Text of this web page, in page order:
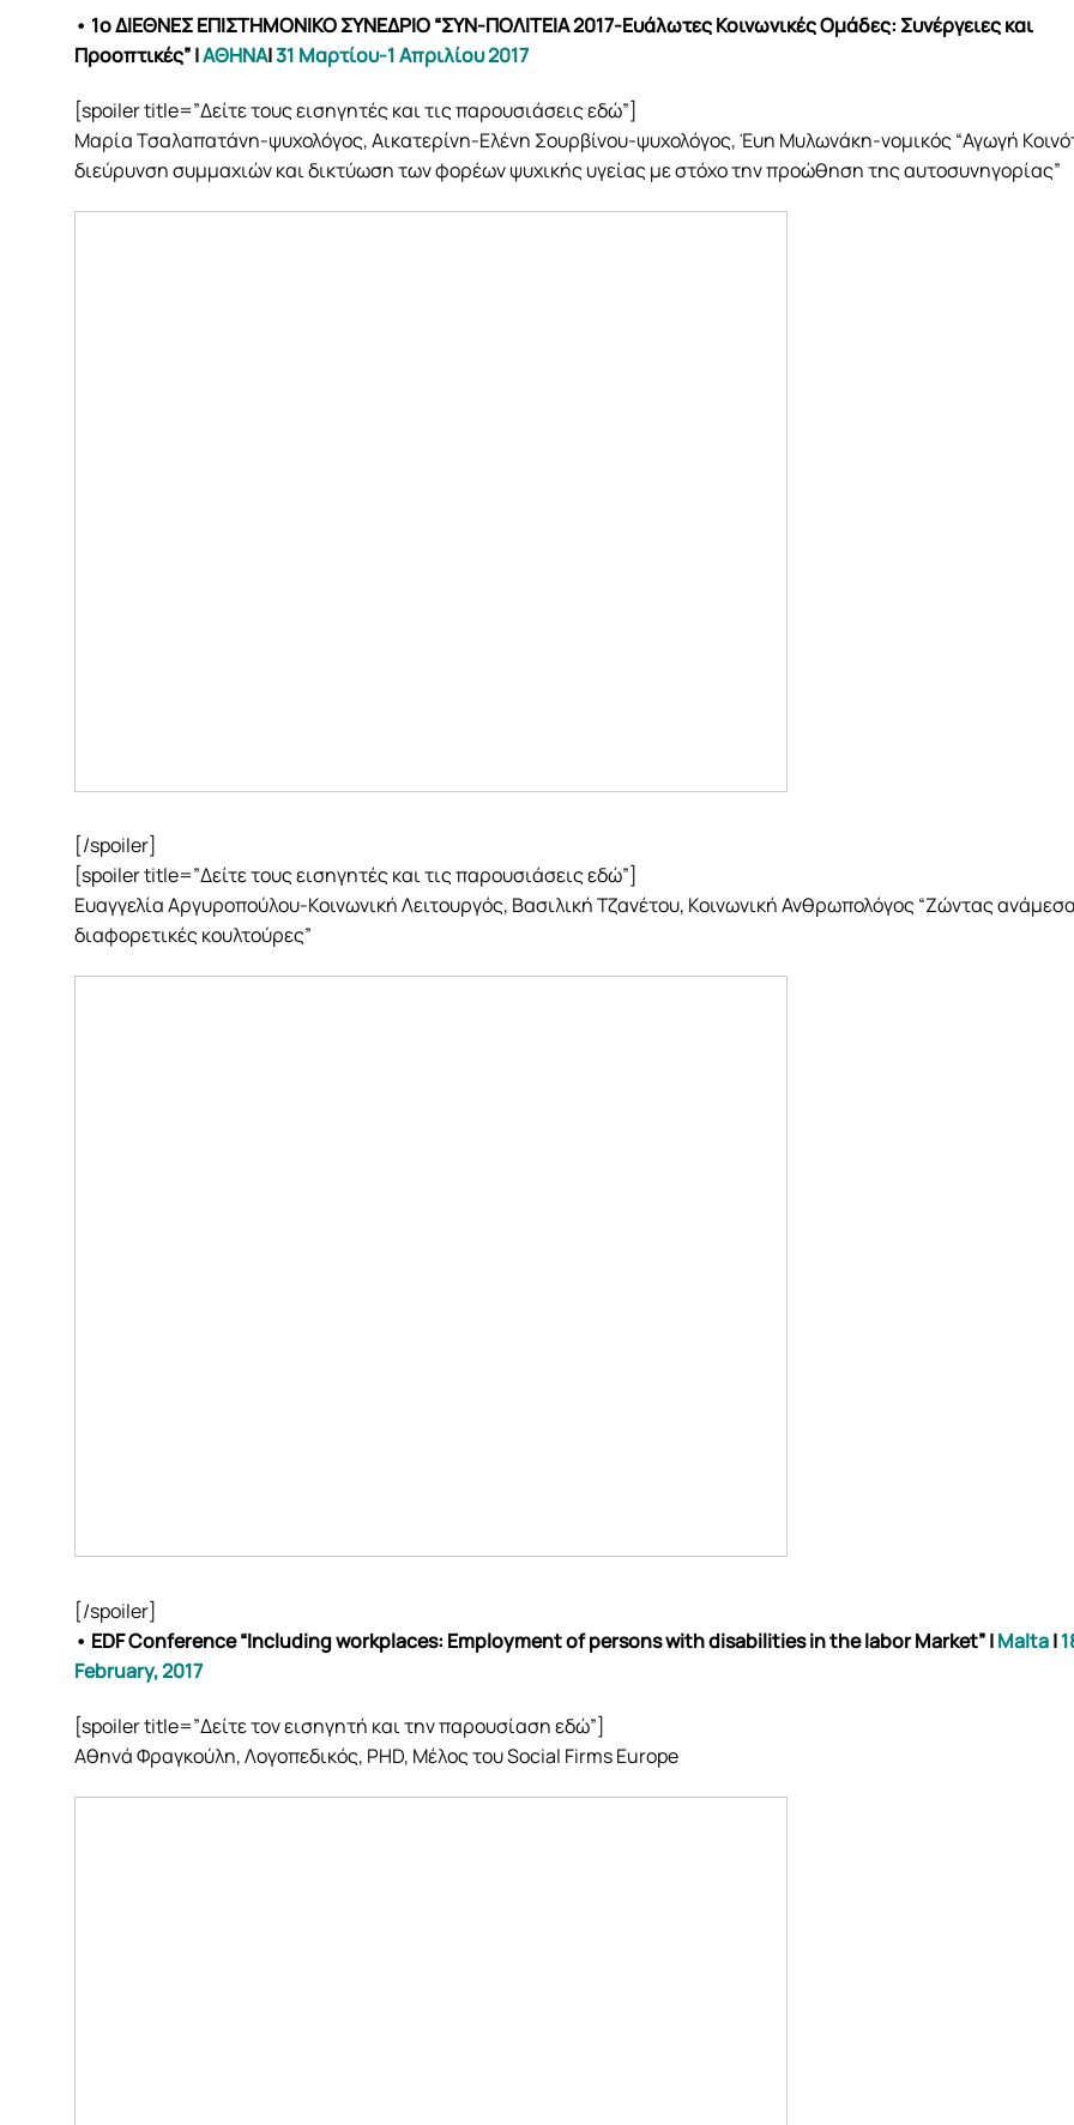
• 1ο ΔΙΕΘΝΕΣ ΕΠΙΣΤΗΜΟΝΙΚΟ ΣΥΝΕΔΡΙΟ “ΣΥΝ-ΠΟΛΙΤΕΙΑ 2017-Ευάλωτες Κοινωνικές Ομάδες: Συνέργειες και
Προοπτικές”|ΑΘΗΝΑ|31 Μαρτίου-1 Απριλίου 2017
[spoiler title=”Δείτε τους εισηγητές και τις παρουσιάσεις εδώ”]
Μαρία Τσαλαπατάνη-ψυχολόγος, Αικατερίνη-Ελένη Σουρβίνου-ψυχολόγος, Έυη Μυλωνάκη-νομικός “Αγωγή
διεύρυνση συμμαχιών και δικτύωση των φορέων ψυχικής υγείας με στόχο την προώθηση της αυτοσυνηγορίας”
[/spoiler]
[spoiler title=”Δείτε τους εισηγητές και τις παρουσιάσεις εδώ”]
Ευαγγελία Αργυροπούλου-Κοινωνική Λειτουργός, Βασιλική Τζανέτου, Κοινωνική Ανθρωπολόγος “Ζώντας
διαφορετικές κουλτούρες”
[/spoiler]
• EDF Conference “Including workplaces: Employment of persons with disabilities in the labor Market”|Malta|
February, 2017
[spoiler title=”Δείτε τον εισηγητή και την παρουσίαση εδώ”]
Αθηνά Φραγκούλη, Λογοπεδικός, PHD, Μέλος του Social Firms Europe